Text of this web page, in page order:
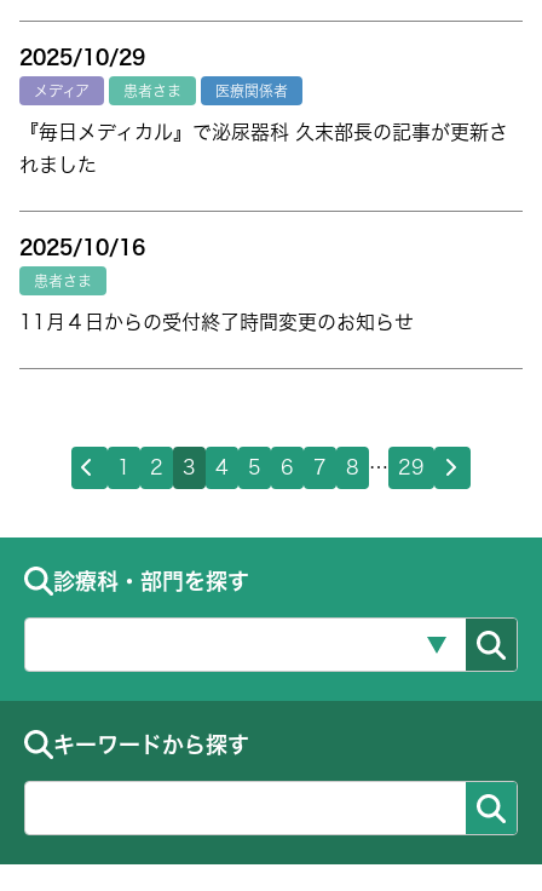
2025/10/29
メディア 患者さま 医療関係者
『毎日メディカル』で泌尿器科 久末部長の記事が更新さ
れました
2025/10/16
患者さま
11月４日からの受付終了時間変更のお知らせ
1 2 3 4 5 6 7 8 … 29
診療科・部門を探す
キーワードから探す